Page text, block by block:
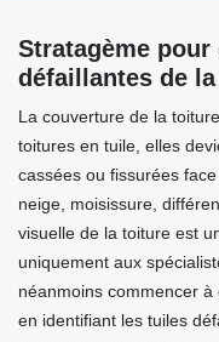
Stratagème
défaillantes de
La couverture de la
toitures en tuile, elles
cassées ou fissurées
neige, moisissure,
visuelle de la toiture est
uniquement aux
néanmoins commencer
en identifiant les tuiles